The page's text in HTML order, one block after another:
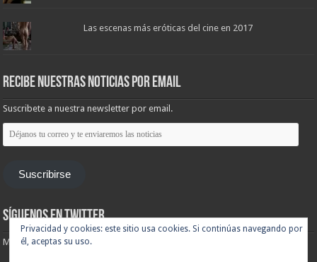
Las escenas más eróticas del cine en 2017
Recibe nuestras noticias por email
Suscribete a nuestra newsletter por email.
Déjanos
tu
correo
enviaremos
Suscribirse
Síguenos en Twitter
Mis tuits
Privacidad y cookies: este sitio usa cookies. Si continúas navegando por
él, aceptas su uso.